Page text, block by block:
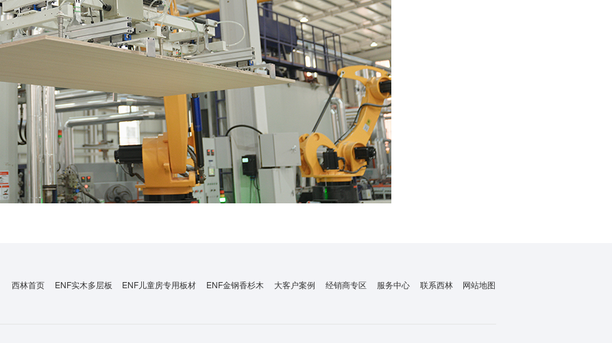
西林首页 ENF实木多层板 ENF儿童房专用板材 ENF金钢香杉木 大客户案例 经销商专区 服务中心 联系西林 网站地图